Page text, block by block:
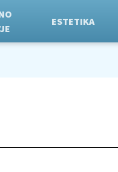
ESTETIKA